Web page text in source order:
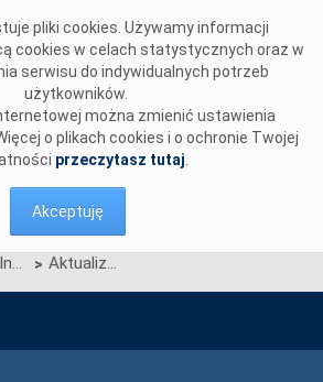
pliki cookies. Używamy informacji
cookies w celach statystycznych oraz w
serwisu do indywidualnych potrzeb
użytkowników.
można zmienić ustawienia
o plikach cookies i o ochronie Twojej
przeczytasz tutaj
Akceptuję
Aktualności > Aktualizacja Scenariuszy Testów Certyfikacji